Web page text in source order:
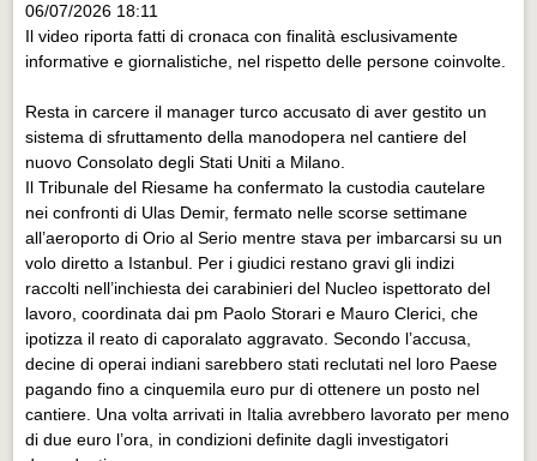
06/07/2026 18:11
Il video riporta fatti di cronaca con finalità esclusivamente
informative e giornalistiche, nel rispetto delle persone coinvolte.
Resta in carcere il manager turco accusato di aver gestito un
sistema di sfruttamento della manodopera nel cantiere del
nuovo Consolato degli Stati Uniti a Milano.
Il Tribunale del Riesame ha confermato la custodia cautelare
nei confronti di Ulas Demir, fermato nelle scorse settimane
all’aeroporto di Orio al Serio mentre stava per imbarcarsi su un
volo diretto a Istanbul. Per i giudici restano gravi gli indizi
raccolti nell’inchiesta dei carabinieri del Nucleo ispettorato del
lavoro, coordinata dai pm Paolo Storari e Mauro Clerici, che
ipotizza il reato di caporalato aggravato. Secondo l’accusa,
decine di operai indiani sarebbero stati reclutati nel loro Paese
pagando fino a cinquemila euro pur di ottenere un posto nel
cantiere. Una volta arrivati in Italia avrebbero lavorato per meno
di due euro l’ora, in condizioni definite dagli investigatori